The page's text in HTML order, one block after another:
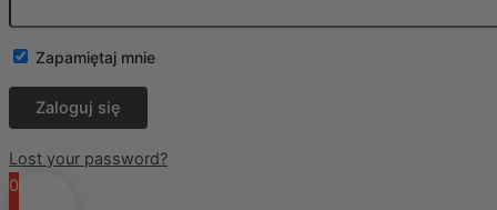
Zapamiętaj mnie
Lost your password?
0